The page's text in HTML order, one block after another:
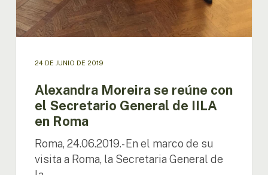
24 DE JUNIO DE 2019
Alexandra Moreira se reúne con
el Secretario General de IILA
en Roma
Roma, 24.06.2019.- En el marco de su
visita a Roma, la Secretaria General de